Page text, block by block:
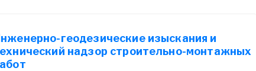
геодезические изыскания и
надзор строительно-монтажных